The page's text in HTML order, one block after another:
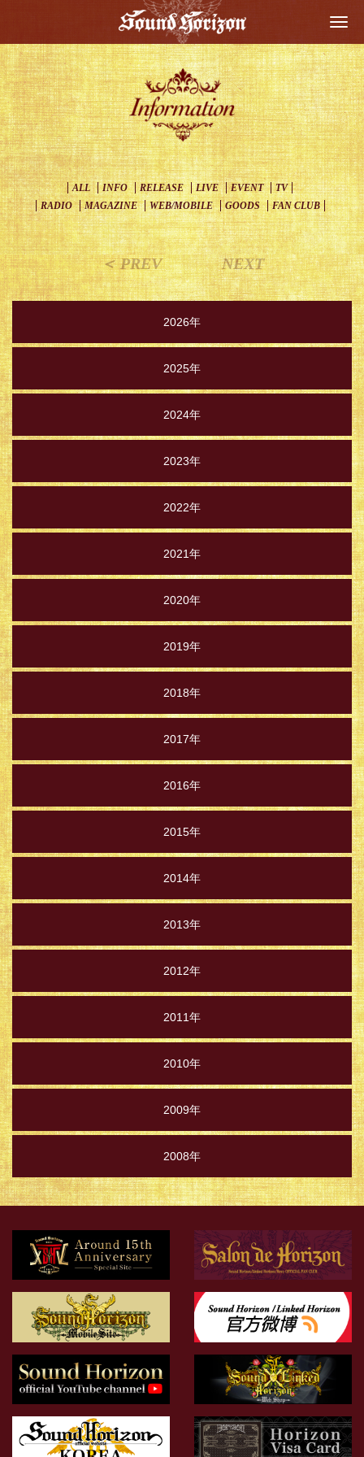
ALL INFO RELEASE LIVE EVENT
TV
RADIO
MAGAZINE WEB/MOBILE GOODS FAN CLUB
＜ PREV NEXT
2026年
2025年
2024年
2023年
2022年
2021年
2020年
2019年
2018年
2017年
2016年
2015年
2014年
2013年
2012年
2011年
2010年
2009年
2008年